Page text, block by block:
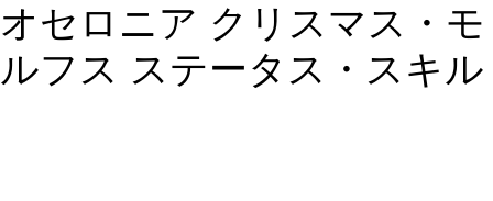
オセロニア クリスマス・モ
ルフス ステータス・スキル